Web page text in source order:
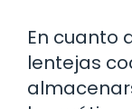
En cuanto
lentejas